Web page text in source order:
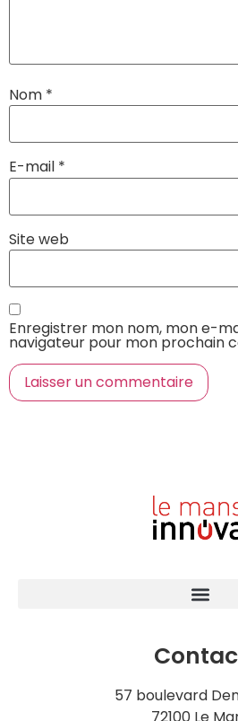
Nom *
E-mail *
Site web
Enregistrer mon nom, mon e-
navigateur pour mon prochain
57 boulevard